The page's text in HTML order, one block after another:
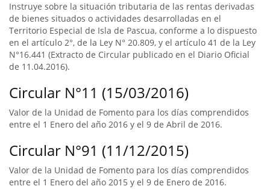
Instruye sobre la situación tributaria de las rentas derivadas
de bienes situados o actividades desarrolladas en el
Territorio Especial de Isla de Pascua, conforme a lo dispuesto
en el artículo 2°, de la Ley N° 20.809, y el artículo 41 de la Ley
N°16.441 (Extracto de Circular publicado en el Diario Oficial
de 11.04.2016).
Circular N°11 (15/03/2016)
Valor de la Unidad de Fomento para los días comprendidos
entre el 1 Enero del año 2016 y el 9 de Abril de 2016.
Circular N°91 (11/12/2015)
Valor de la Unidad de Fomento para los días comprendidos
entre el 1 Enero del año 2015 y el 9 de Enero de 2016.